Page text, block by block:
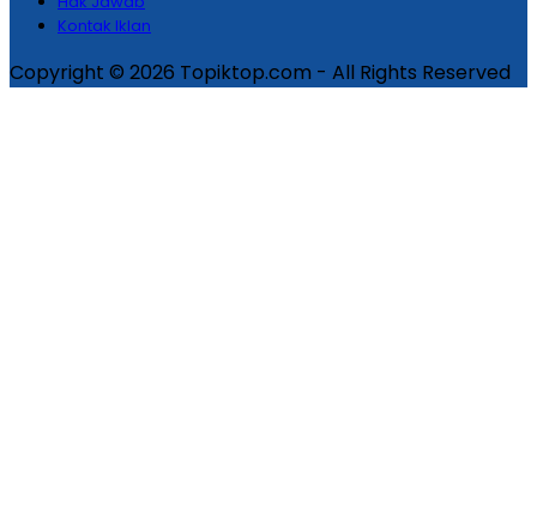
Kontak Iklan
Copyright © 2026 Topiktop.com - All Rights Reserved